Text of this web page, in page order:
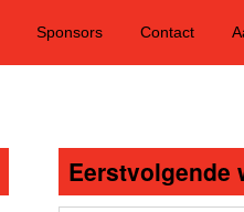
Sponsors Contact
Eerstvolgende